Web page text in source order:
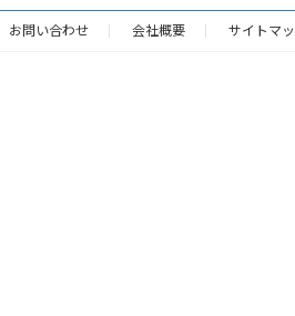
お問い合わせ 会社概要 サイトマ